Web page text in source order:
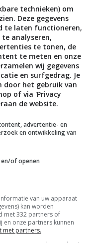
en
tweede en
van de
In 2023
jaren, maar
overigens
positief
die het
daar was
positiever
over de
procent
van
kunnen we
technieken) om
Deze gegevens
te laten functioneren,
analyseren,
te tonen, de
te meten en onze
wij gegevens
en surfgedrag. Je
door het gebruik van
of via 'Privacy
de website.
advertentie- en
en ontwikkeling van
of openen
van uw apparaat
kan worden
met 332 partners of
en onze partners kunnen
met partners.